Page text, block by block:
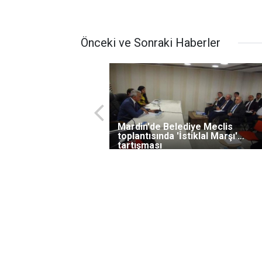
Önceki ve Sonraki Haberler
Mardin'de Belediye Meclis
toplantısında 'İstiklal Marşı'
tartışması